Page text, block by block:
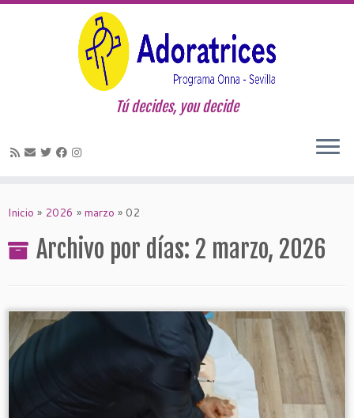
Tú decides, you decide
Inicio » 2026 » marzo » 02
Archivo por días: 2 marzo, 2026